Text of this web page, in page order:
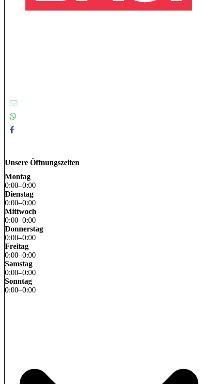
Unsere Öffnungszeiten
Montag
0:00–0:00
Dienstag
0:00–0:00
Mittwoch
0:00–0:00
Donnerstag
0:00–0:00
Freitag
0:00–0:00
Samstag
0:00–0:00
Sonntag
0:00–0:00